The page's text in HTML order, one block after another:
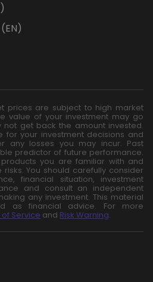
prices are subject to high market
value of your investment may go
get back the amount invested.
for your investment decisions and
any losses you may incur. Past
predictor of future performance.
you are familiar with and
You should carefully consider
financial situation, investment
and consult an independent
any investment. This material
as financial advice. For more
Service and Risk Warning.